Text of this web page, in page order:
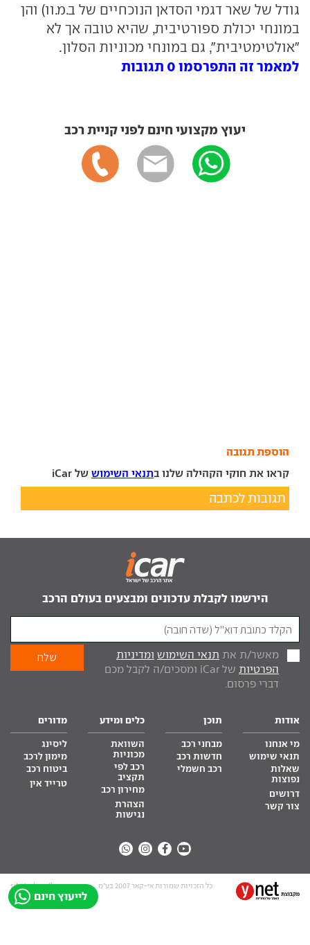
גודל של שאר דגמי הסדאן הנוכחיים של ב.מ.וו) והן
במונחי יכולת ספורטיבית, שהיא טובה אך לא
"אולטימטיבית", גם במונחי מכוניות הסלון.
למאמר זה התפרסמו 0 תגובות
יעוץ מקצועי חינם לפני קניית רכב
הוספת תגובה
קראו את חוקי הקהילה שלנו בתנאי השימוש של iCar
תגובות לכתבה
לייעוץ חינם
הירשמו לקבלת עדכונים ומבצעים בעולם הרכב
מאשר/ת את תנאי השימוש ומדיניות
הפרטיות
של iCar ומסכים/ה לקבל מכם
דברי פרסום.
אודות
מי אנחנו
תנאי שימוש
שאלות
נפוצות
דרושים
צור קשר
תוכן
מבחני רכב
חדשות רכב
רכב חשמלי
כלים ומידע
השוואת
מכוניות
רכב לפי
תקציב
מחירון רכב
הצהרת
נגישות
מדורים
ליסינג
מימון לרכב
ביטוח רכב
טרייד אין
כל הזכויות שמורות אי-קאר 2007 בע”מ site by tq.soft